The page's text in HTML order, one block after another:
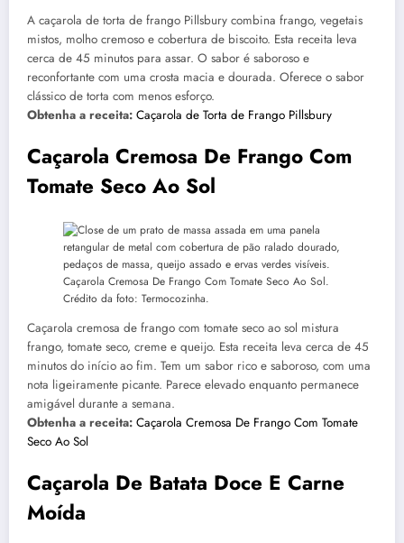
A caçarola de torta de frango Pillsbury combina frango, vegetais
mistos, molho cremoso e cobertura de biscoito. Esta receita leva
cerca de 45 minutos para assar. O sabor é saboroso e
reconfortante com uma crosta macia e dourada. Oferece o sabor
clássico de torta com menos esforço.
Obtenha a receita: Caçarola de Torta de Frango Pillsbury
Caçarola Cremosa De Frango Com
Tomate Seco Ao Sol
Caçarola Cremosa De Frango Com Tomate Seco Ao Sol.
Crédito da foto: Termocozinha.
Caçarola cremosa de frango com tomate seco ao sol mistura
frango, tomate seco, creme e queijo. Esta receita leva cerca de 45
minutos do início ao fim. Tem um sabor rico e saboroso, com uma
nota ligeiramente picante. Parece elevado enquanto permanece
amigável durante a semana.
Obtenha a receita: Caçarola Cremosa De Frango Com Tomate
Seco Ao Sol
Caçarola De Batata Doce E Carne
Moída